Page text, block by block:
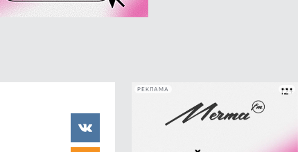
РЕКЛАМА